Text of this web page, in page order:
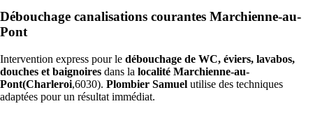
Débouchage canalisations courantes Marchienne-au-
Pont
Intervention express pour le débouchage de WC, éviers, lavabos,
douches et baignoires dans la localité Marchienne-au-
Pont(Charleroi,6030). Plombier Samuel utilise des techniques
adaptées pour un résultat immédiat.